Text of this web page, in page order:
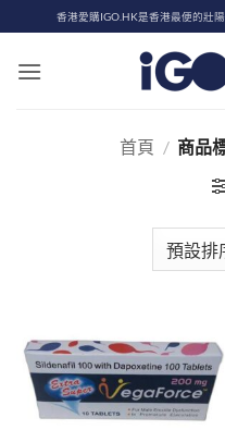
to
content
香港愛購IGO.HK是香港最便的壯
首頁 / 商品